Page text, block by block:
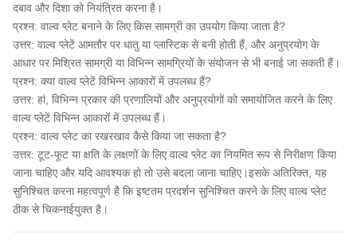
दबाव और दिशा को नियंत्रित करना है।
प्रश्न: वाल्व प्लेट बनाने के लिए किस सामग्री का उपयोग किया जाता है?
उत्तर: वाल्व प्लेटें आमतौर पर धातु या प्लास्टिक से बनी होती हैं, और अनुप्रयोग के
आधार पर मिश्रित सामग्री या विभिन्न सामग्रियों के संयोजन से भी बनाई जा सकती हैं।
प्रश्न: क्या वाल्व प्लेटें विभिन्न आकारों में उपलब्ध हैं?
उत्तर: हां, विभिन्न प्रकार की प्रणालियों और अनुप्रयोगों को समायोजित करने के लिए
वाल्व प्लेटें विभिन्न आकारों में उपलब्ध हैं।
प्रश्न: वाल्व प्लेट का रखरखाव कैसे किया जा सकता है?
उत्तर: टूट-फूट या क्षति के लक्षणों के लिए वाल्व प्लेट का नियमित रूप से निरीक्षण किया
जाना चाहिए और यदि आवश्यक हो तो उसे बदला जाना चाहिए।इसके अतिरिक्त, यह
सुनिश्चित करना महत्वपूर्ण है कि इष्टतम प्रदर्शन सुनिश्चित करने के लिए वाल्व प्लेट
ठीक से चिकनाईयुक्त है।